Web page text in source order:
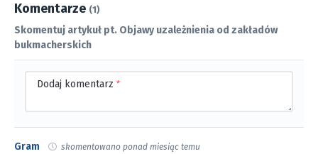
Komentarze (1)
Skomentuj artykuł pt. Objawy uzależnienia od zakładów
bukmacherskich
Dodaj komentarz *
Gram skomentowano ponad miesiąc temu